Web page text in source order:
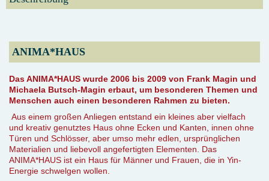
ANIMA*HAUS
Das ANIMA*HAUS wurde 2006 bis 2009 von Frank Magin und
Michaela Butsch-Magin erbaut, um besonderen Themen und
Menschen auch einen besonderen Rahmen zu bieten.
Aus einem großen Anliegen entstand ein kleines aber vielfach
und kreativ genutztes Haus ohne Ecken und Kanten, innen ohne
Türen und Schlösser, aber umso mehr edlen, ursprünglichen
Materialien und liebevoll angefertigten Elementen. Das
ANIMA*HAUS ist ein Haus für Männer und Frauen, die in Yin-
Energie schwelgen wollen.